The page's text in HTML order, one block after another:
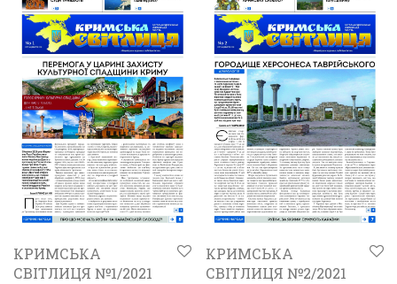
КРИМСЬКА
СВІТЛИЦЯ №1/2021
КРИМСЬКА
СВІТЛИЦЯ №2/2021